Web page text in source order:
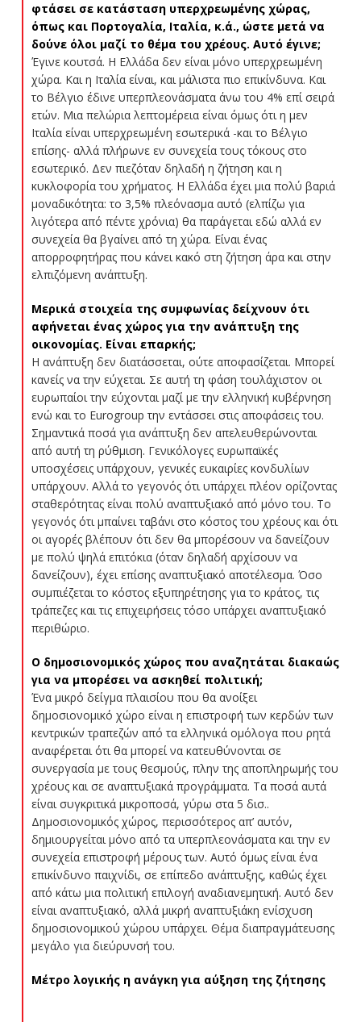
φτάσει σε κατάσταση υπερχρεωμένης χώρας,
όπως και Πορτογαλία, Ιταλία, κ.ά., ώστε μετά να
δούνε όλοι μαζί το θέμα του χρέους. Αυτό έγινε;
Έγινε κουτσά. Η Ελλάδα δεν είναι μόνο υπερχρεωμένη
χώρα. Και η Ιταλία είναι, και μάλιστα πιο επικίνδυνα. Και
το Βέλγιο έδινε υπερπλεονάσματα άνω του 4% επί σειρά
ετών. Μια πελώρια λεπτομέρεια είναι όμως ότι η μεν
Ιταλία είναι υπερχρεωμένη εσωτερικά -και το Βέλγιο
επίσης- αλλά πλήρωνε εν συνεχεία τους τόκους στο
εσωτερικό. Δεν πιεζόταν δηλαδή η ζήτηση και η
κυκλοφορία του χρήματος. Η Ελλάδα έχει μια πολύ βαριά
μοναδικότητα: το 3,5% πλεόνασμα αυτό (ελπίζω για
λιγότερα από πέντε χρόνια) θα παράγεται εδώ αλλά εν
συνεχεία θα βγαίνει από τη χώρα. Είναι ένας
απορροφητήρας που κάνει κακό στη ζήτηση άρα και στην
ελπιζόμενη ανάπτυξη.
Μερικά στοιχεία της συμφωνίας δείχνουν ότι
αφήνεται ένας χώρος για την ανάπτυξη της
οικονομίας. Είναι επαρκής;
Η ανάπτυξη δεν διατάσσεται, ούτε αποφασίζεται. Μπορεί
κανείς να την εύχεται. Σε αυτή τη φάση τουλάχιστον οι
ευρωπαίοι την εύχονται μαζί με την ελληνική κυβέρνηση
ενώ και το Eurogroup την εντάσσει στις αποφάσεις του.
Σημαντικά ποσά για ανάπτυξη δεν απελευθερώνονται
από αυτή τη ρύθμιση. Γενικόλογες ευρωπαϊκές
υποσχέσεις υπάρχουν, γενικές ευκαιρίες κονδυλίων
υπάρχουν. Αλλά το γεγονός ότι υπάρχει πλέον ορίζοντας
σταθερότητας είναι πολύ αναπτυξιακό από μόνο του. Το
γεγονός ότι μπαίνει ταβάνι στο κόστος του χρέους και ότι
οι αγορές βλέπουν ότι δεν θα μπορέσουν να δανείζουν
με πολύ ψηλά επιτόκια (όταν δηλαδή αρχίσουν να
δανείζουν), έχει επίσης αναπτυξιακό αποτέλεσμα. Όσο
συμπιέζεται το κόστος εξυπηρέτησης για το κράτος, τις
τράπεζες και τις επιχειρήσεις τόσο υπάρχει αναπτυξιακό
περιθώριο.
Ο δημοσιονομικός χώρος που αναζητάται διακαώς
για να μπορέσει να ασκηθεί πολιτική;
Ένα μικρό δείγμα πλαισίου που θα ανοίξει
δημοσιονομικό χώρο είναι η επιστροφή των κερδών των
κεντρικών τραπεζών από τα ελληνικά ομόλογα που ρητά
αναφέρεται ότι θα μπορεί να κατευθύνονται σε
συνεργασία με τους θεσμούς, πλην της αποπληρωμής του
χρέους και σε αναπτυξιακά προγράμματα. Τα ποσά αυτά
είναι συγκριτικά μικροποσά, γύρω στα 5 δισ..
Δημοσιονομικός χώρος, περισσότερος απ’ αυτόν,
δημιουργείται μόνο από τα υπερπλεονάσματα και την εν
συνεχεία επιστροφή μέρους των. Αυτό όμως είναι ένα
επικίνδυνο παιχνίδι, σε επίπεδο ανάπτυξης, καθώς έχει
από κάτω μια πολιτική επιλογή αναδιανεμητική. Αυτό δεν
είναι αναπτυξιακό, αλλά μικρή αναπτυξιάκη ενίσχυση
δημοσιονομικού χώρου υπάρχει. Θέμα διαπραγμάτευσης
μεγάλο για διεύρυνσή του.
Μέτρο λογικής η ανάγκη για αύξηση της ζήτησης